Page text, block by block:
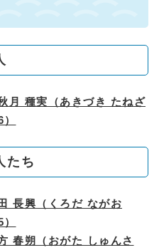
月 種実（あきづき たねざ
たち
長興（くろだ ながお
春朔（おがた しゅんさ